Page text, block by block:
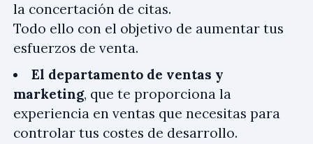
la concertación de citas.
Todo ello con el objetivo de aumentar tus
esfuerzos de venta.
El departamento de ventas y
marketing, que te proporciona la
experiencia en ventas que necesitas para
controlar tus costes de desarrollo.